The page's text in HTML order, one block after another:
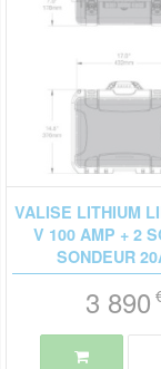
VALISE LITHIUM
V 100 AMP + 2
SONDEUR
3 890